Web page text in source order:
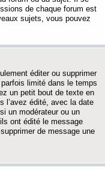
de chaque forum est
sujets, vous pouvez
éditer ou supprimer
limité dans le temps
un petit bout de texte en
l’avez édité, avec la date
un modérateur ou un
ont édité le message
de message une